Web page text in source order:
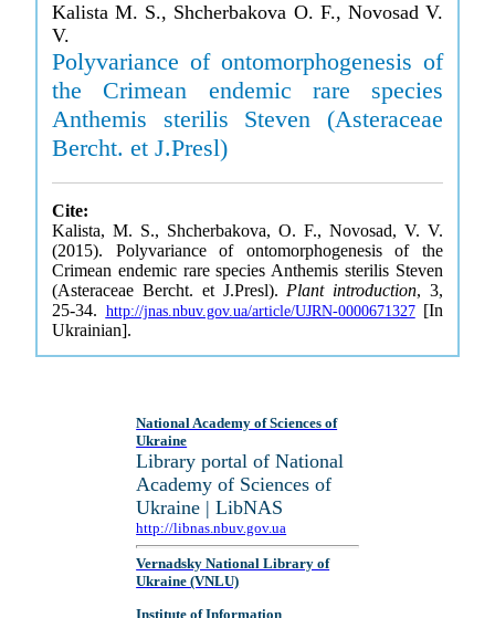
Kalista M. S., Shcherbakova O. F., Novosad V.
V.
Polyvariance of ontomorphogenesis of
the Crimean endemic rare species
Anthemis sterilis Steven (Asteraceae
Bercht. et J.Presl)
Cite:
Kalista, M. S., Shcherbakova, O. F., Novosad, V. V.
(2015). Polyvariance of ontomorphogenesis of the
Crimean endemic rare species Anthemis sterilis Steven
(Asteraceae Bercht. et J.Presl). Plant introduction, 3,
25-34. http://jnas.nbuv.gov.ua/article/UJRN-0000671327[In
Ukrainian].
National Academy of Sciences of
Ukraine
Library portal of National
Academy of Sciences of
Ukraine | LibNAS
http://libnas.nbuv.gov.ua
Vernadsky National Library of
Ukraine (VNLU)
Institute of Information